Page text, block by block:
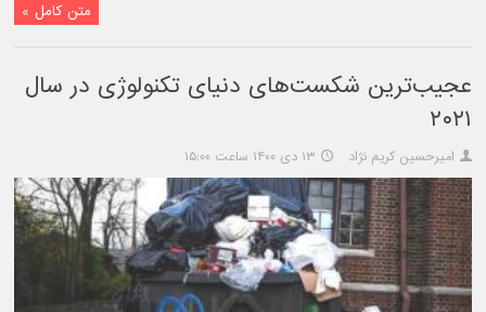
متن کامل »
عجیب‌‌‌ترین شکست‌های دنیای تکنولوژی در سال
۲۰۲۱
امیرحسین کریم نژاد ۱۳ دی ۱۴۰۰ ساعت ۱۵:۰۰